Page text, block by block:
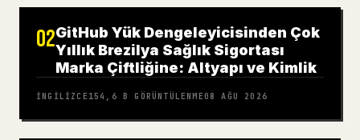
02GitHub Yük Dengeleyicisinden Çok
Yıllık Brezilya Sağlık Sigortası
Marka Çiftliğine: Altyapı ve Kimlik
İNGILIZCE 154,6 B GÖRÜNTÜLENME08 AĞU 2026